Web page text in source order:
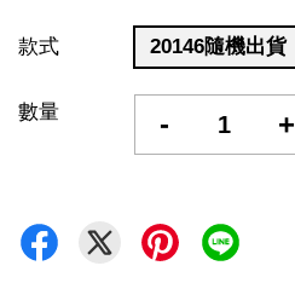
款式 20146隨機出貨
數量 - +